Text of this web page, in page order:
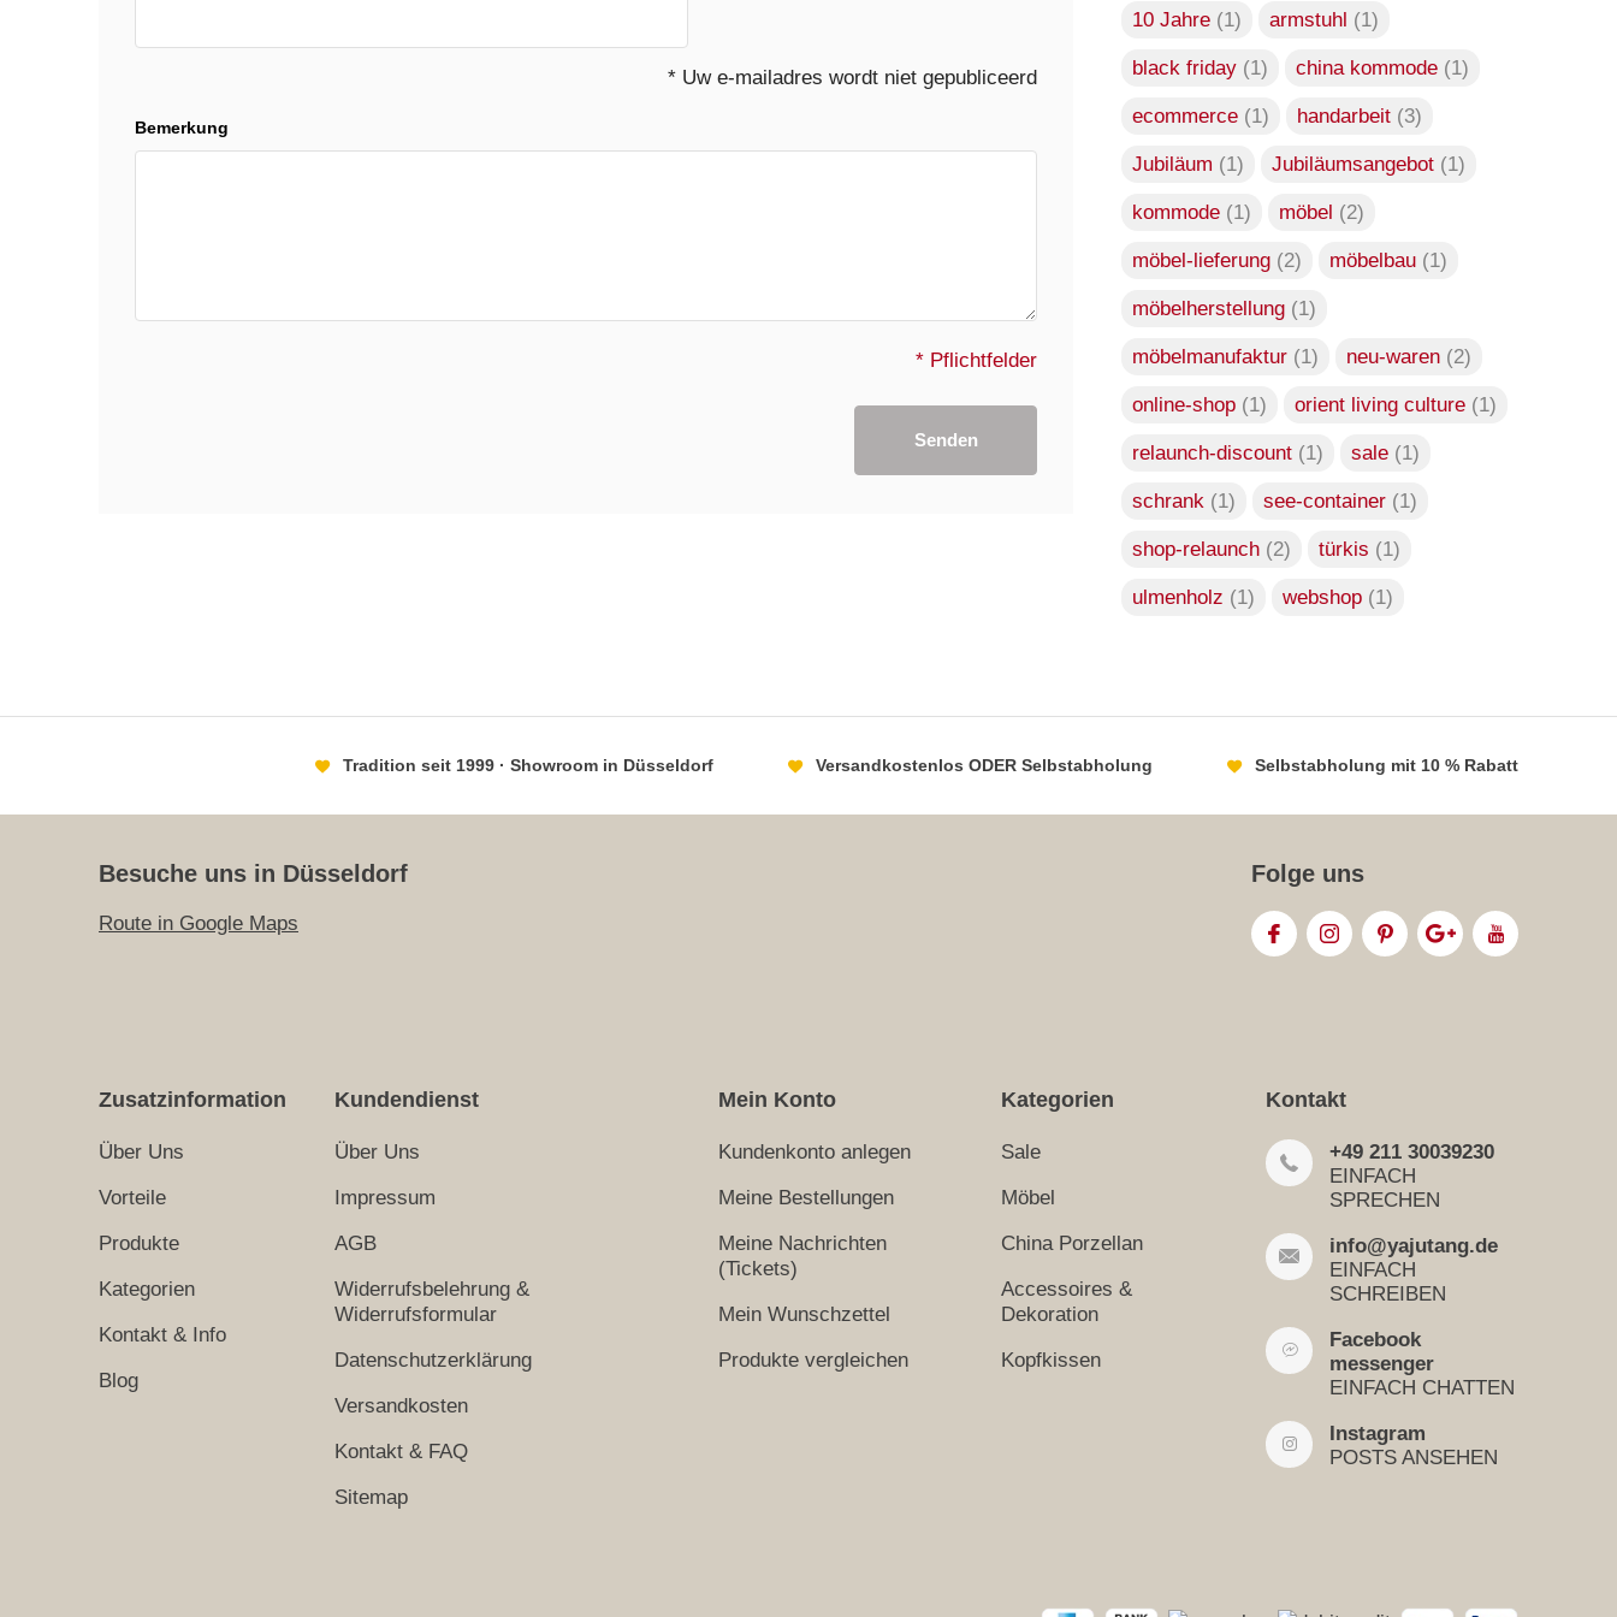
* Uw e-mailadres wordt niet gepubliceerd
Bemerkung
* Pflichtfelder
Senden
orient living element 1
Jun Duan
chinesischer Armstuhl
Blumenständer
Durch Jun Duan
Hochzeitsschrank
10 Jahre (1) armstuhl (1)
black friday (1) china kommode (1)
ecommerce (1) handarbeit (3)
Jubiläum (1) Jubiläumsangebot (1)
kommode (1) möbel (2)
möbel-lieferung (2) möbelbau (1)
möbelherstellung (1)
möbelmanufaktur (1) neu-waren (2)
online-shop (1) orient living culture (1)
relaunch-discount (1) sale (1)
schrank (1) see-container (1)
shop-relaunch (2) türkis (1)
ulmenholz (1) webshop (1)
Tradition seit 1999 · Showroom in Düsseldorf Versandkostenlos ODER Selbstabholung Selbstabholung mit 10 % Rabatt
Besuche uns in Düsseldorf
Route in Google Maps
Folge uns
Zusatzinformation
Über Uns
Vorteile
Produkte
Kategorien
Kontakt & Info
Blog
Kundendienst
Über Uns
Impressum
AGB
Widerrufsbelehrung &
Widerrufsformular
Datenschutzerklärung
Versandkosten
Kontakt & FAQ
Sitemap
Mein Konto
Kundenkonto anlegen
Meine Bestellungen
Meine Nachrichten
(Tickets)
Mein Wunschzettel
Produkte vergleichen
Kategorien
Sale
Möbel
China Porzellan
Accessoires &
Dekoration
Kopfkissen
Kontakt
+49 211 30039230
EINFACH
SPRECHEN
info@yajutang.de
EINFACH
SCHREIBEN
Facebook
messenger
EINFACH CHATTEN
Instagram
POSTS ANSEHEN